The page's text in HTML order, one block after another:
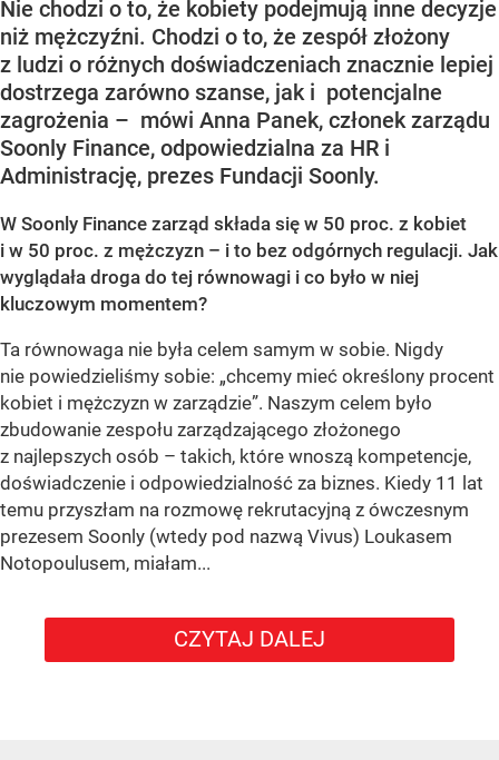
Nie chodzi o to, że kobiety podejmują inne decyzje
niż mężczyźni. Chodzi o to, że zespół złożony
z ludzi o różnych doświadczeniach znacznie lepiej
dostrzega zarówno szanse, jak i potencjalne
zagrożenia – mówi Anna Panek, członek zarządu
Soonly Finance, odpowiedzialna za HR i
Administrację, prezes Fundacji Soonly.
W Soonly Finance zarząd składa się w 50 proc. z kobiet
i w 50 proc. z mężczyzn – i to bez odgórnych regulacji. Jak
wyglądała droga do tej równowagi i co było w niej
kluczowym momentem?
Ta równowaga nie była celem samym w sobie. Nigdy
nie powiedzieliśmy sobie: „chcemy mieć określony procent
kobiet i mężczyzn w zarządzie”. Naszym celem było
zbudowanie zespołu zarządzającego złożonego
z najlepszych osób – takich, które wnoszą kompetencje,
doświadczenie i odpowiedzialność za biznes. Kiedy 11 lat
temu przyszłam na rozmowę rekrutacyjną z ówczesnym
prezesem Soonly (wtedy pod nazwą Vivus) Loukasem
Notopoulusem, miałam...
CZYTAJ DALEJ